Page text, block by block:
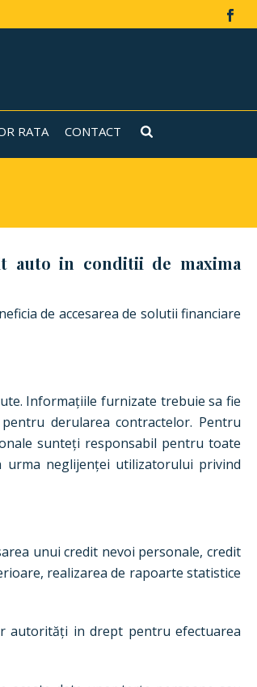
RATA CONTACT
auto in conditii de maxima
de accesarea de solutii financiare
Informațiile furnizate trebuie sa fie
derularea contractelor. Pentru
sunteți responsabil pentru toate
urma neglijenței utilizatorului privind
unui credit nevoi personale, credit
realizarea de rapoarte statistice
autorități in drept pentru efectuarea